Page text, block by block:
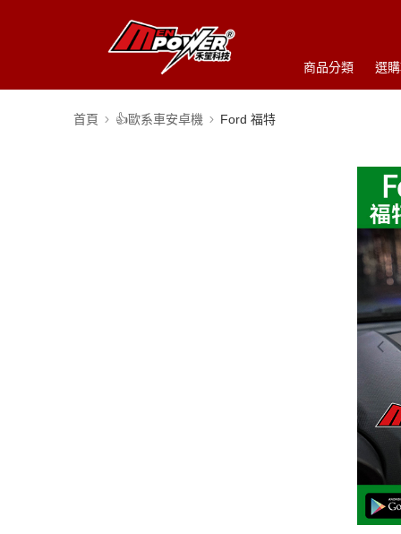
商品分類 選
首頁 👍歐系車安卓機 Ford 福特